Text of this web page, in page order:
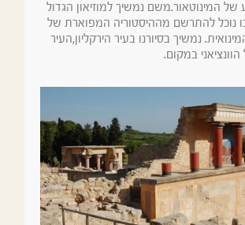
של המינוטאור.משם נמשיך למוזיאון הגדול
בו נוכל להתרשם מההיסטוריה המפוארת של
נמשיך בסיורנו בעיר הירקליון,העיר
במקום.